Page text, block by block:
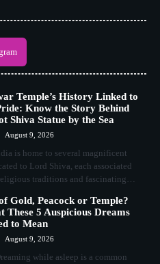
Temple’s History Linked to
Know the Story Behind
Shiva Statue by the Sea
August 9, 2026
is home to several magnificent
to Lord Shiva, each associated
traditions and fascinating…
Gold, Peacock or Temple?
These 5 Auspicious Dreams
to Mean
August 9, 2026
while asleep is a common